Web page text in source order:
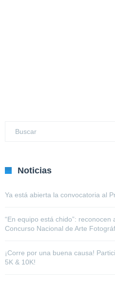
Noticias
Ya está abierta la convocatoria al
“En equipo está chido”:
Concurso Nacional de Arte
¡Corre por una buena causa!
5K & 10K!